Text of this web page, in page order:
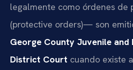
legalmente como órdenes de
(protective orders)— son
George County Juvenile and
District Court cuando existe